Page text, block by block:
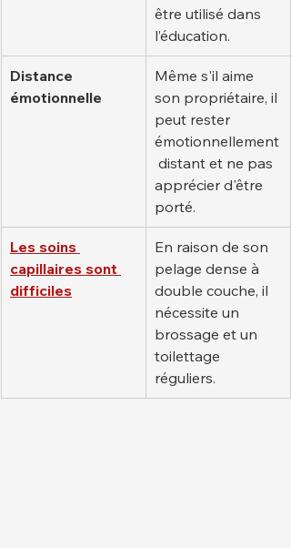
être utilisé dans
l’éducation.
Distance
émotionnelle
Même s'il aime
son propriétaire, il
peut rester
émotionnellement
distant et ne pas
apprécier d'être
porté.
Les soins
capillaires sont
difficiles
En raison de son
pelage dense à
double couche, il
nécessite un
brossage et un
toilettage
réguliers.